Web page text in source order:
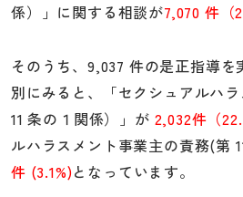
係）」に関する相談が7,070 件（
そのうち、9,037 件の是正指導
別にみると、「セクシュアルハ
11 条の１関係）」が 2,032件（
ルハラスメント事業主の責務(第
件 (3.1%)となっています。